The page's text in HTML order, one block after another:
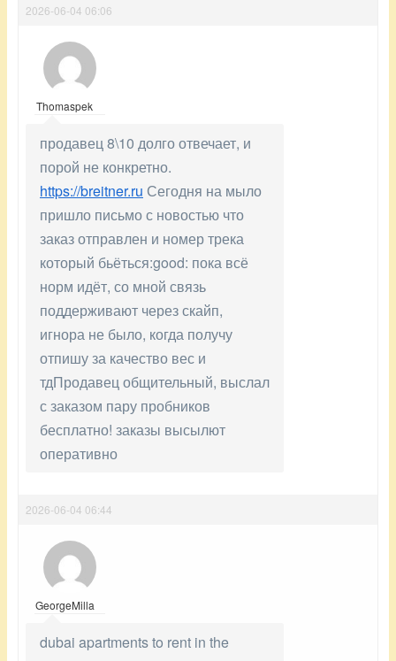
2026-06-04 06:06
Thomaspek
продавец 8\10 долго отвечает, и
порой не конкретно.
https://breitner.ru Сегодня на мыло
пришло письмо с новостью что
заказ отправлен и номер трека
который бьёться:good: пока всё
норм идёт, со мной связь
поддерживают через скайп,
игнора не было, когда получу
отпишу за качество вес и
тдПродавец общительный, выслал
с заказом пару пробников
бесплатно! заказы высылют
оперативно
2026-06-04 06:44
GeorgeMilla
dubai apartments to rent in the